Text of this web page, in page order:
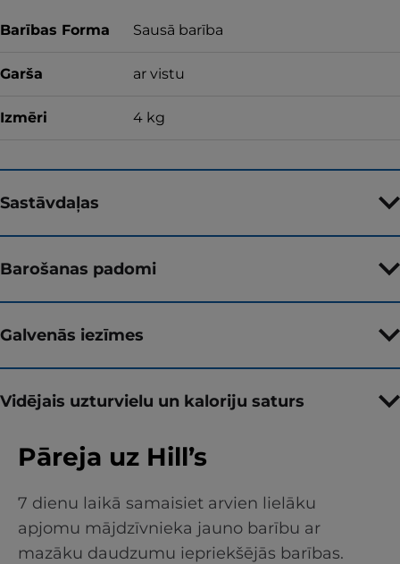
Barības Forma Sausā barība
Garša ar vistu
Izmēri 4 kg
Sastāvdaļas
Barošanas padomi
Galvenās iezīmes
Vidējais uzturvielu un kaloriju saturs
Pāreja uz Hill’s
7 dienu laikā samaisiet arvien lielāku
apjomu mājdzīvnieka jauno barību ar
mazāku daudzumu iepriekšējās barības.